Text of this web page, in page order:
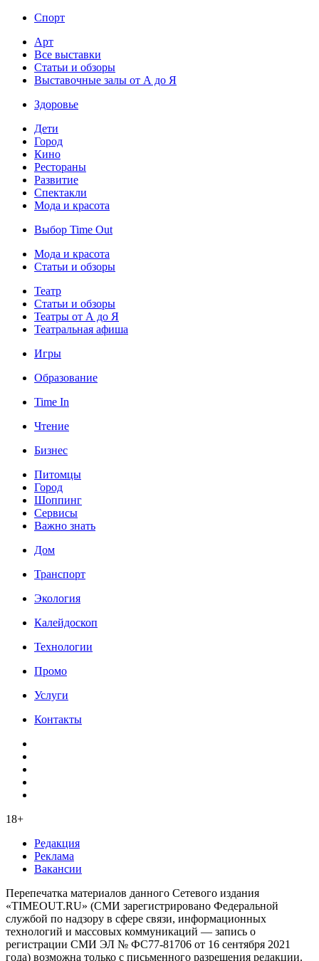
Спорт
Арт
Все выставки
Статьи и обзоры
Выставочные залы от А до Я
Здоровье
Дети
Город
Кино
Рестораны
Развитие
Спектакли
Мода и красота
Выбор Time Out
Мода и красота
Статьи и обзоры
Театр
Статьи и обзоры
Театры от А до Я
Театральная афиша
Игры
Образование
Time In
Чтение
Бизнес
Питомцы
Город
Шоппинг
Сервисы
Важно знать
Дом
Транспорт
Экология
Калейдоскоп
Технологии
Промо
Услуги
Контакты
18+
Редакция
Реклама
Вакансии
Перепечатка материалов данного Сетевого издания
«TIMEOUT.RU» (СМИ зарегистрировано Федеральной
службой по надзору в сфере связи, информационных
технологий и массовых коммуникаций — запись о
регистрации СМИ ЭЛ № ФС77-81706 от 16 сентября 2021
года) возможна только с письменного разрешения редакции.